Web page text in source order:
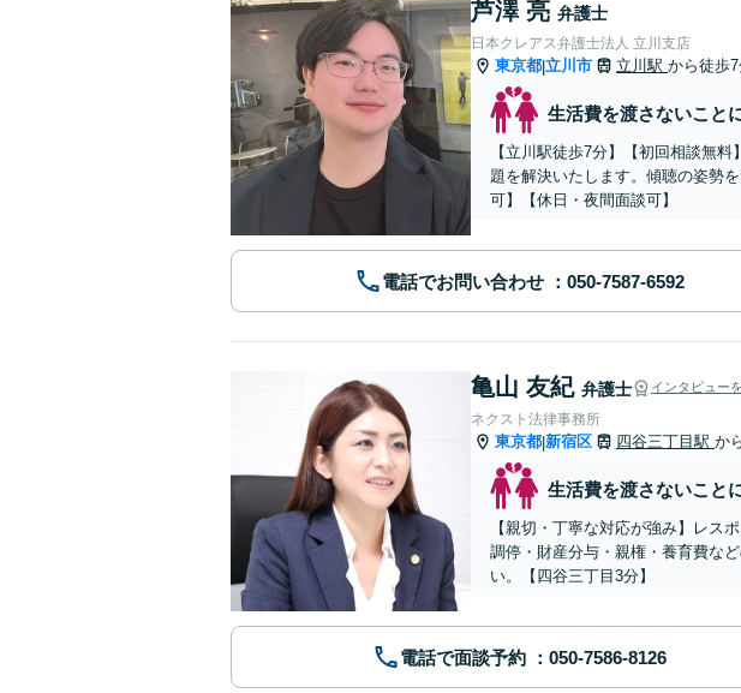
芦澤 亮 弁護士
日本クレアス弁護士法人 立川支店
東京都|立川市 立川駅 から徒歩
生活費を渡さないこと
【立川駅徒歩7分】【初回相談無
題を解決いたします。傾聴の姿勢
可】【休日・夜間面談可】
電話でお問い合わせ
亀山 友紀 弁護士 インタビュー
ネクスト法律事務所
東京都|新宿区 四谷三丁目駅 か
生活費を渡さないこと
【親切・丁寧な対応が強み】レス
調停・財産分与・親権・養育費な
い。【四谷三丁目3分】
電話で面談予約